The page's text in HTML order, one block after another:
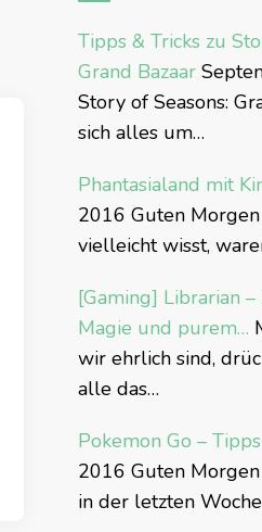
Tipps & Tricks zu
Grand Bazaar
Story of Seasons:
sich alles um…
Phantasialand mit
2016 Guten
vielleicht wisst,
[Gaming] Librarian –
Magie und purem…
wir ehrlich sind,
alle das…
Pokemon Go –
2016 Guten
in der letzten